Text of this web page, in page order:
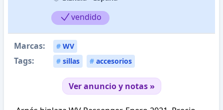
vendido
Marcas: # WV
Tags: # sillas # accesorios
Ver anuncio y notas »